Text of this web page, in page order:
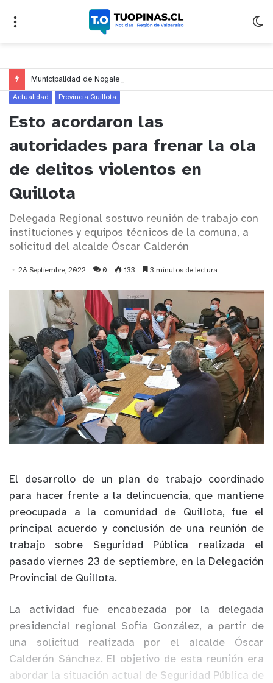
Actualidad Provincia Quillota
Esto acordaron las
autoridades para frenar la ola
de delitos violentos en
Quillota
Delegada Regional sostuvo reunión de trabajo con
instituciones y equipos técnicos de la comuna, a
solicitud del alcalde Óscar Calderón
28 Septiembre, 2022 0 133 3 minutos de lectura
El desarrollo de un plan de trabajo coordinado
para hacer frente a la delincuencia, que mantiene
preocupada a la comunidad de Quillota, fue el
principal acuerdo y conclusión de una reunión de
trabajo sobre Seguridad Pública realizada el
pasado viernes 23 de septiembre, en la Delegación
Provincial de Quillota.
La actividad fue encabezada por la delegada
presidencial regional Sofía González, a partir de
una solicitud realizada por el alcalde Óscar
Calderón Sánchez. El objetivo de esta reunión era
abordar la situación actual de Seguridad Pública de